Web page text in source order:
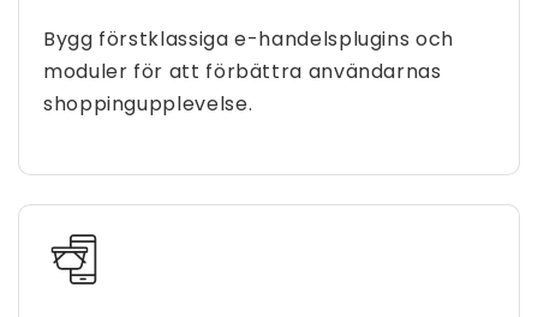
Bygg förstklassiga e-handelsplugins och
moduler för att förbättra användarnas
shoppingupplevelse.